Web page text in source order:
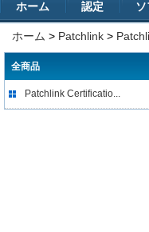
ホーム 認定
ホーム > Patchlink >
全商品
Patchlink Certificatio...